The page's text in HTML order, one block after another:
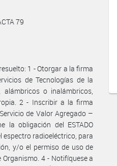
79
1 - Otorgar a la firma
de Tecnologías de la
o inalámbricos,
2 - Inscribir a la firma
de Valor Agregado –
la obligación del ESTADO
espectro radioeléctrico, para
y/o el permiso de uso de
4 - Notifíquese a